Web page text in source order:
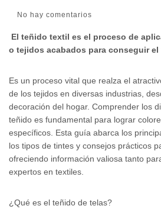
No hay comentarios
El teñido textil es el proceso de
o tejidos acabados para conseguir el
Es un proceso vital que realza el
de los tejidos en diversas industrias,
decoración del hogar. Comprender los
teñido es fundamental para lograr
específicos. Esta guía abarca los
los tipos de tintes y consejos prácticos
ofreciendo información valiosa tanto
expertos en textiles.
¿Qué es el teñido de telas?